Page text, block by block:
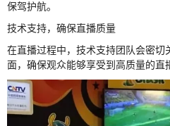
保驾护航。
技术支持，确保直播质量
在直播过程中，技术支持团队会密切
面，确保观众能够享受到高质量的直